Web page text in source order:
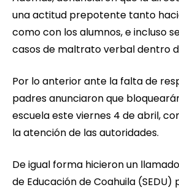
una actitud prepotente tanto
como con los alumnos, e incluso
casos de maltrato verbal dentro
Por lo anterior ante la falta de
padres anunciaron que
escuela este viernes 4 de abril,
la atención de las autoridades.
De igual forma hicieron un
de Educación de Coahuila (SEDU)